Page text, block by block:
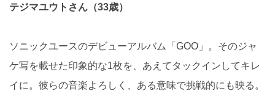
テジマユウトさん（33歳）
ソニックユースのデビューアルバム「GOO」。そのジャ
ケ写を載せた印象的な1枚を、あえてタックインしてキレ
イに。彼らの音楽よろしく、ある意味で挑戦的にも映る。